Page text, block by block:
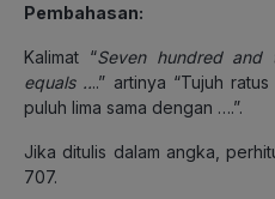
Pembahasan:
Kalimat “Seven hundred
equals ....” artinya “Tujuh
puluh lima sama dengan ….”.
Jika ditulis dalam angka,
707.